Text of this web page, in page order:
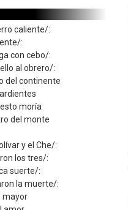
caliente/:
:
con cebo/:
al obrero/:
del continente
moría
del monte
y el Che/:
los tres/:
suerte/:
la muerte/:
mayor